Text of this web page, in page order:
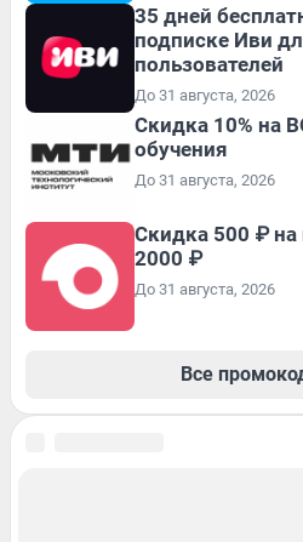
35 дней
подписке Иви
пользователей
До 31 августа, 2026
Скидка 10% на
обучения
До 31 августа, 2026
Скидка 500 ₽ на
2000 ₽
До 31 августа, 2026
Все